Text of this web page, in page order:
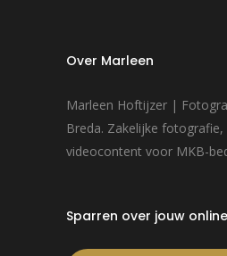
Over Marleen
Marleen Hoftijzer |
Breda. Zakelijke fotografie,
videocontent voor MKB-
Sparren over jouw